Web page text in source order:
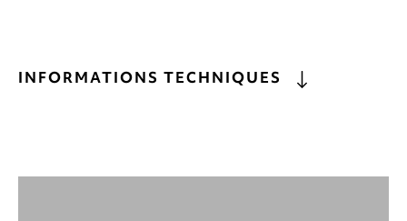
INFORMATIONS TECHNIQUES